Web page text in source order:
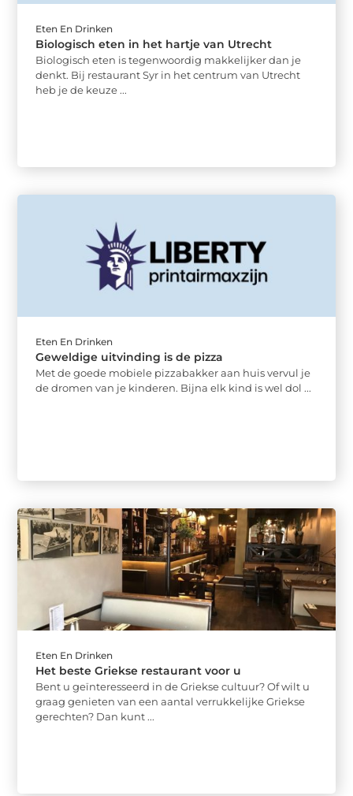
Eten En Drinken
Biologisch eten in het hartje van Utrecht
Biologisch eten is tegenwoordig makkelijker dan je
denkt. Bij restaurant Syr in het centrum van Utrecht
heb je de keuze ...
Eten En Drinken
Geweldige uitvinding is de pizza
Met de goede mobiele pizzabakker aan huis vervul je
de dromen van je kinderen. Bijna elk kind is wel dol ...
Eten En Drinken
Het beste Griekse restaurant voor u
Bent u geïnteresseerd in de Griekse cultuur? Of wilt u
graag genieten van een aantal verrukkelijke Griekse
gerechten? Dan kunt ...